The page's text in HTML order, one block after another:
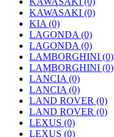
KAWASAKI (0)
KIA (0)
LAGONDA (0)
LAGONDA (0)
LAMBORGHINI (0)
LAMBORGHINI (0)
LANCIA (0)
LANCIA (0)
LAND ROVER (0)
LAND ROVER (0)
LEXUS (0)
LEXUS (0)